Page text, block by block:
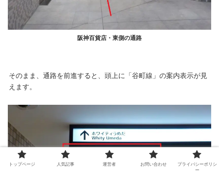
阪神百貨店・東側の通路
そのまま、通路を前進すると、頭上に「谷町線」の案内表示が見
えます。
トップページ 人気記事 運営者 お問い合わせ
プライバシーポリシ
ー